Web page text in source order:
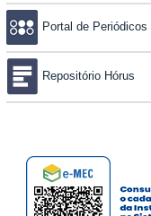
Portal de Periódicos
Repositório Hórus